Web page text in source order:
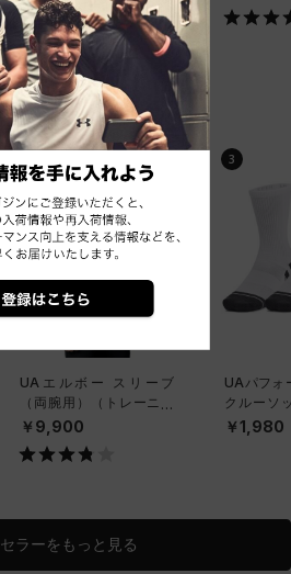
トセラー
直営限定
UAエルボー スリーブ
（両腕用）（トレーニン
グ/UNISEX）
￥9,900
3
UAパフォ
クルーソ
ット）（
￥1,980
ラーをもっと見る